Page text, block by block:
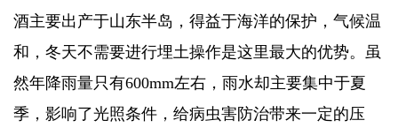
酒主要出产于山东半岛，得益于海洋的保护，气候温
和，冬天不需要进行埋土操作是这里最大的优势。 虽
然年降雨量只有600mm左右，雨水却主要集中于夏
季，影响了光照条件，给病虫害防治带来一定的压